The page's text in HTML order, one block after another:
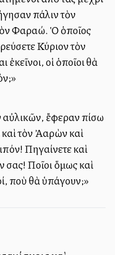
πάλιν τὸν
Φαραώ. Ὁ ὁποῖος
Κύριον τὸν
ἐκεῖνοι, οἱ ὁποῖοι θὰ
ἔφεραν πίσω
τὸν Ἀαρὼν καὶ
Πηγαίνετε καὶ
σας! Ποῖοι ὅμως καὶ
ποὺ θὰ ὑπάγουν;»